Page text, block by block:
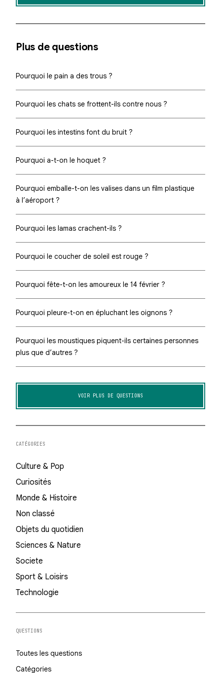
Plus de questions
Pourquoi le pain a des trous ?
Pourquoi les chats se frottent-ils contre nous ?
Pourquoi les intestins font du bruit ?
Pourquoi a-t-on le hoquet ?
Pourquoi emballe-t-on les valises dans un film plastique
à l’aéroport ?
Pourquoi les lamas crachent-ils ?
Pourquoi le coucher de soleil est rouge ?
Pourquoi fête-t-on les amoureux le 14 février ?
Pourquoi pleure-t-on en épluchant les oignons ?
Pourquoi les moustiques piquent-ils certaines personnes
plus que d’autres ?
VOIR PLUS DE QUESTIONS
CATÉGORIES
Culture & Pop
Curiosités
Monde & Histoire
Non classé
Objets du quotidien
Sciences & Nature
Societe
Sport & Loisirs
Technologie
QUESTIONS
Toutes les questions
Catégories